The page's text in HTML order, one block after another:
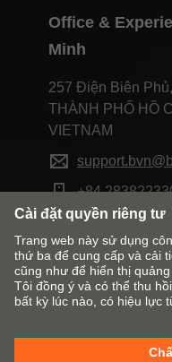
Office &
Minh
257 Điện Biên
THÀNH PHỐ HỒ
VIETNAM
+84
Thay đổi